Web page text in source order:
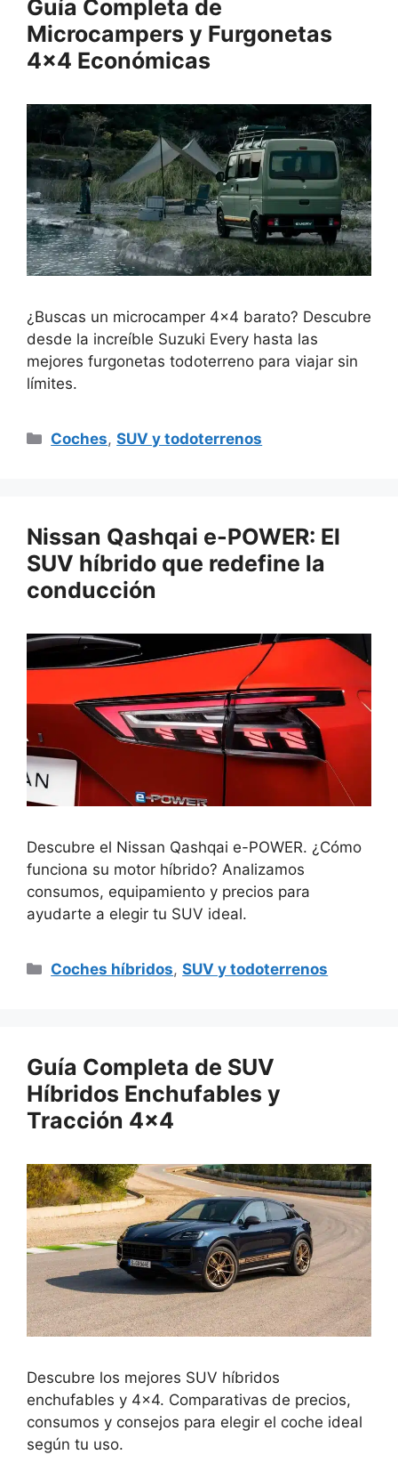
Guía Completa de
Microcampers y Furgonetas
4×4 Económicas
¿Buscas un microcamper 4×4 barato? Descubre
desde la increíble Suzuki Every hasta las
mejores furgonetas todoterreno para viajar sin
límites.
Categorías
Coches,SUV y todoterrenos
Nissan Qashqai e-POWER: El
SUV híbrido que redefine la
conducción
Descubre el Nissan Qashqai e-POWER. ¿Cómo
funciona su motor híbrido? Analizamos
consumos, equipamiento y precios para
ayudarte a elegir tu SUV ideal.
Categorías
Coches híbridos,SUV y todoterrenos
Guía Completa de SUV
Híbridos Enchufables y
Tracción 4×4
Descubre los mejores SUV híbridos
enchufables y 4×4. Comparativas de precios,
consumos y consejos para elegir el coche ideal
según tu uso.